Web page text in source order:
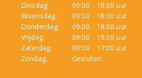
Dinsdag:
09:00 - 18:00 uur
Woensdag:
09:00 - 18:00 uur
Donderdag:
09:00 - 18:00 uur
Vrijdag:
09:00 - 19:00 uur
Zaterdag:
09:00 - 17:00 uur
Zondag:
Gesloten